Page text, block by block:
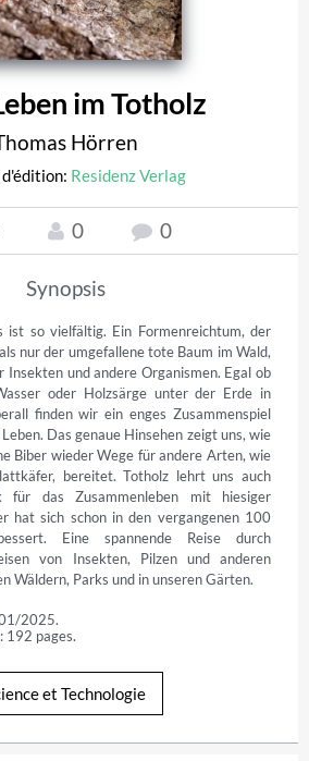
im Totholz
Hörren
Residenz Verlag
0 0
Synopsis
ist so vielfältig. Ein Formenreichtum, der
nur der umgefallene tote Baum im Wald,
Insekten und andere Organismen. Egal ob
oder Holzsärge unter der Erde in
finden wir ein enges Zusammenspiel
Das genaue Hinsehen zeigt uns, wie
Biber wieder Wege für andere Arten, wie
bereitet. Totholz lehrt uns auch
für das Zusammenleben mit hiesiger
hat sich schon in den vergangenen 100
Eine spannende Reise durch
von Insekten, Pilzen und anderen
Wäldern, Parks und in unseren Gärten.
2025.
192 pages.
et Technologie